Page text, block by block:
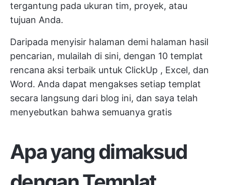
tergantung pada ukuran tim, proyek, atau
tujuan Anda.
Daripada menyisir halaman demi halaman hasil
pencarian, mulailah di sini, dengan 10 templat
rencana aksi terbaik untuk ClickUp , Excel, dan
Word. Anda dapat mengakses setiap templat
secara langsung dari blog ini, dan saya telah
menyebutkan bahwa semuanya gratis
Apa yang dimaksud